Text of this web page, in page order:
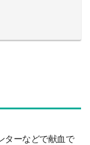
ターなどで献血で